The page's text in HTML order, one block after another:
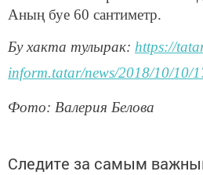
Аның буе 60 сантиметр.
Бу хакта тулырак: https://
inform.tatar/news/2018/10/10/
Фото: Валерия Белова
Следите за самым